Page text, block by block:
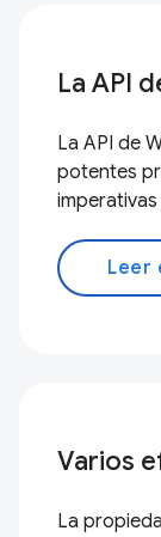
La API
La API de
potentes
Leer
Varios
La